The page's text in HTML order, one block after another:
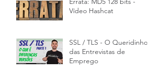
Vídeo Hashcat
SSL / TLS - O Queridinho
das Entrevistas de
Emprego